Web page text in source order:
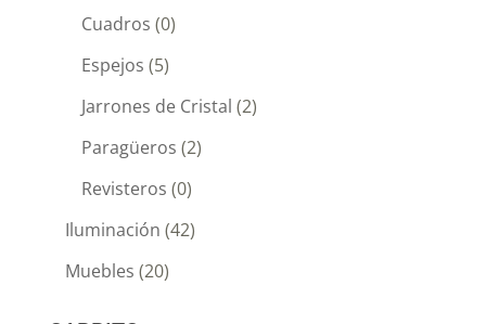
Cuadros (0)
Espejos (5)
Jarrones de Cristal (2)
Paragüeros (2)
Revisteros (0)
Iluminación (42)
Muebles (20)